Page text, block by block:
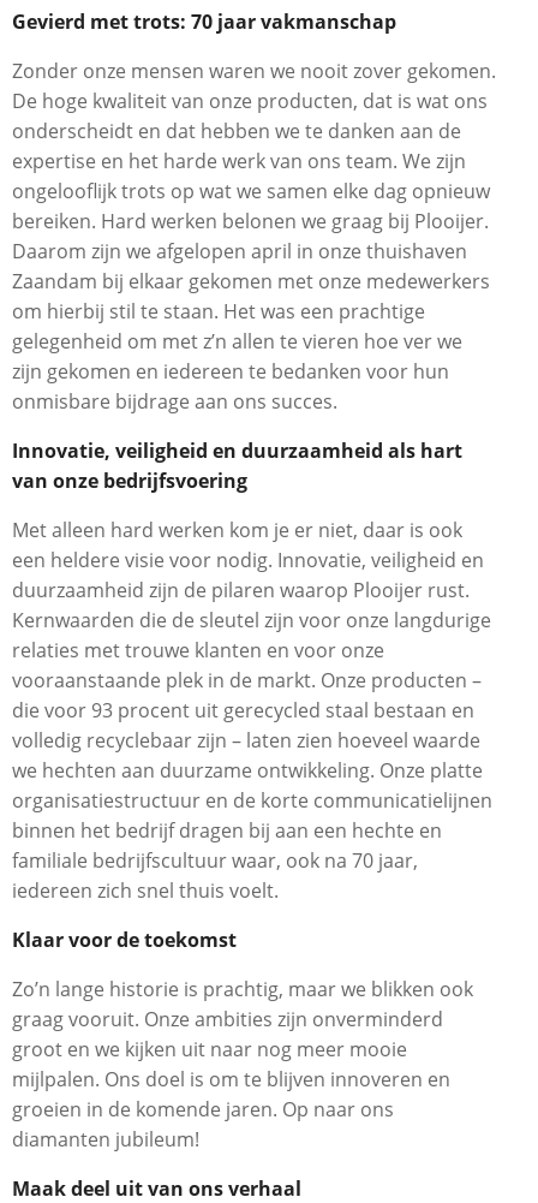
Gevierd met trots: 70 jaar vakmanschap
Zonder onze mensen waren we nooit zover gekomen.
De hoge kwaliteit van onze producten, dat is wat ons
onderscheidt en dat hebben we te danken aan de
expertise en het harde werk van ons team. We zijn
ongelooflijk trots op wat we samen elke dag opnieuw
bereiken. Hard werken belonen we graag bij Plooijer.
Daarom zijn we afgelopen april in onze thuishaven
Zaandam bij elkaar gekomen met onze medewerkers
om hierbij stil te staan. Het was een prachtige
gelegenheid om met z’n allen te vieren hoe ver we
zijn gekomen en iedereen te bedanken voor hun
onmisbare bijdrage aan ons succes.
Innovatie, veiligheid en duurzaamheid als hart
van onze bedrijfsvoering
Met alleen hard werken kom je er niet, daar is ook
een heldere visie voor nodig. Innovatie, veiligheid en
duurzaamheid zijn de pilaren waarop Plooijer rust.
Kernwaarden die de sleutel zijn voor onze langdurige
relaties met trouwe klanten en voor onze
vooraanstaande plek in de markt. Onze producten –
die voor 93 procent uit gerecycled staal bestaan en
volledig recyclebaar zijn – laten zien hoeveel waarde
we hechten aan duurzame ontwikkeling. Onze platte
organisatiestructuur en de korte communicatielijnen
binnen het bedrijf dragen bij aan een hechte en
familiale bedrijfscultuur waar, ook na 70 jaar,
iedereen zich snel thuis voelt.
Klaar voor de toekomst
Zo’n lange historie is prachtig, maar we blikken ook
graag vooruit. Onze ambities zijn onverminderd
groot en we kijken uit naar nog meer mooie
mijlpalen. Ons doel is om te blijven innoveren en
groeien in de komende jaren. Op naar ons
diamanten jubileum!
Maak deel uit van ons verhaal